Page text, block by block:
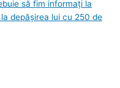
să fim informaţi la
depăşirea lui cu 250 de